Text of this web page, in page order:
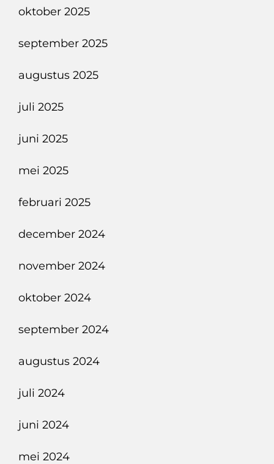
oktober 2025
september 2025
augustus 2025
juli 2025
juni 2025
mei 2025
februari 2025
december 2024
november 2024
oktober 2024
september 2024
augustus 2024
juli 2024
juni 2024
mei 2024